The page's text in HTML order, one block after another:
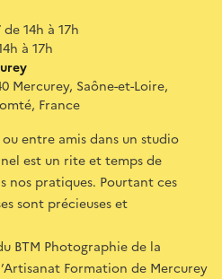
14h à 17h
à 17h
Mercurey, Saône-et-Loire,
France
entre amis dans un studio
est un rite et temps de
nos pratiques. Pourtant ces
sont précieuses et
BTM Photographie de la
Formation de Mercurey